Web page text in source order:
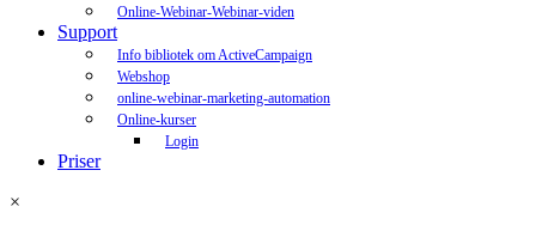
Online-Webinar-Webinar-viden
Support
Info bibliotek om ActiveCampaign
Webshop
online-webinar-marketing-automation
Online-kurser
Login
Priser
×